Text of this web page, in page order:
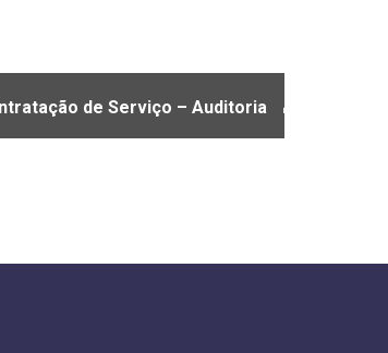
de Serviço – Auditoria